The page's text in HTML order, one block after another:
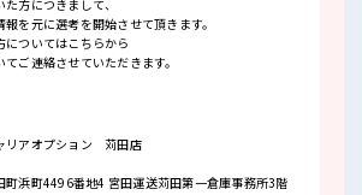
方につきまして、
を元に選考を開始させて頂きます。
についてはこちらから
ご連絡させていただきます。
リアオプション 苅田店
町浜町4496番地4 宮田運送苅田第一倉庫事務所3階